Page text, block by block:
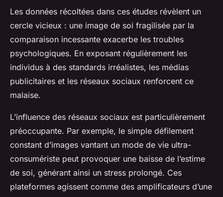
Les données récoltées dans ces études révèlent un
cercle vicieux : une image de soi fragilisée par la
comparaison incessante exacerbe les troubles
psychologiques. En exposant régulièrement les
individus à des standards irréalistes, les médias
publicitaires et les réseaux sociaux renforcent ce
malaise.
L’influence des réseaux sociaux est particulièrement
préoccupante. Par exemple, le simple défilement
constant d’images vantant un mode de vie ultra-
consumériste peut provoquer une baisse de l’estime
de soi, générant ainsi un stress prolongé. Ces
plateformes agissent comme des amplificateurs d’une